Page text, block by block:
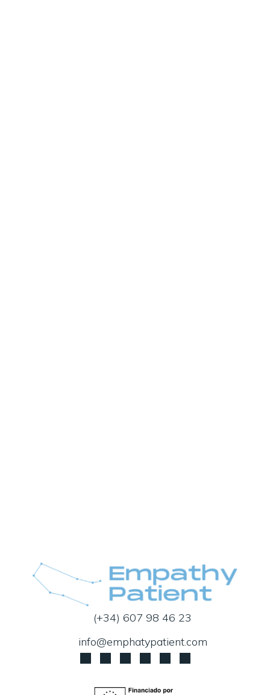
(+34) 607 98 46 23
info@emphatypatient.com